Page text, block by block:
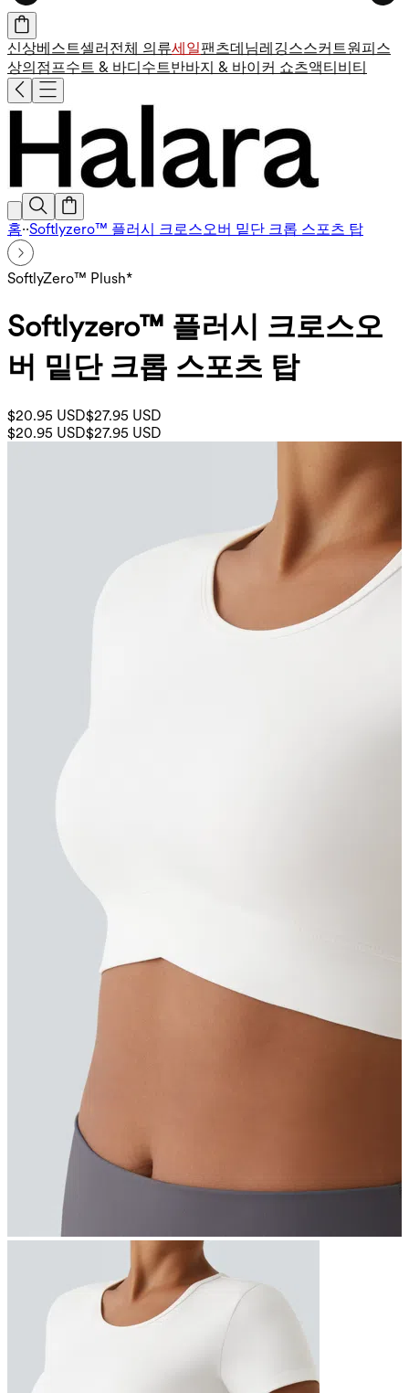
신상베스트셀러 전체 의류세일팬츠데님레깅스스커트원피스
상의 점프수트 & 바디수트반바지 & 바이커 쇼츠액티비티
홈··Softlyzero™ 플러시 크로스오버 밑단 크롭 스포츠 탑
SoftlyZero™ Plush*
Softlyzero™ 플러시 크로스오
버 밑단 크롭 스포츠 탑
$20.95 USD$27.95 USD
$20.95 USD$27.95 USD